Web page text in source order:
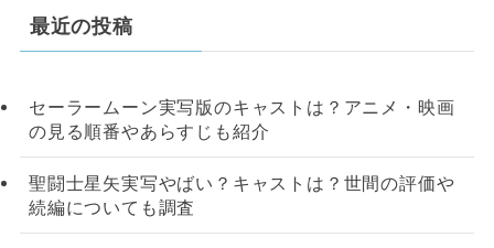
最近の投稿
セーラームーン実写版のキャストは？アニメ・映画
の見る順番やあらすじも紹介
聖闘士星矢実写やばい？キャストは？世間の評価や
続編についても調査